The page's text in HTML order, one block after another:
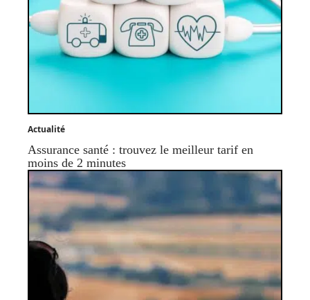
Actualité
Assurance santé : trouvez le meilleur tarif en
moins de 2 minutes